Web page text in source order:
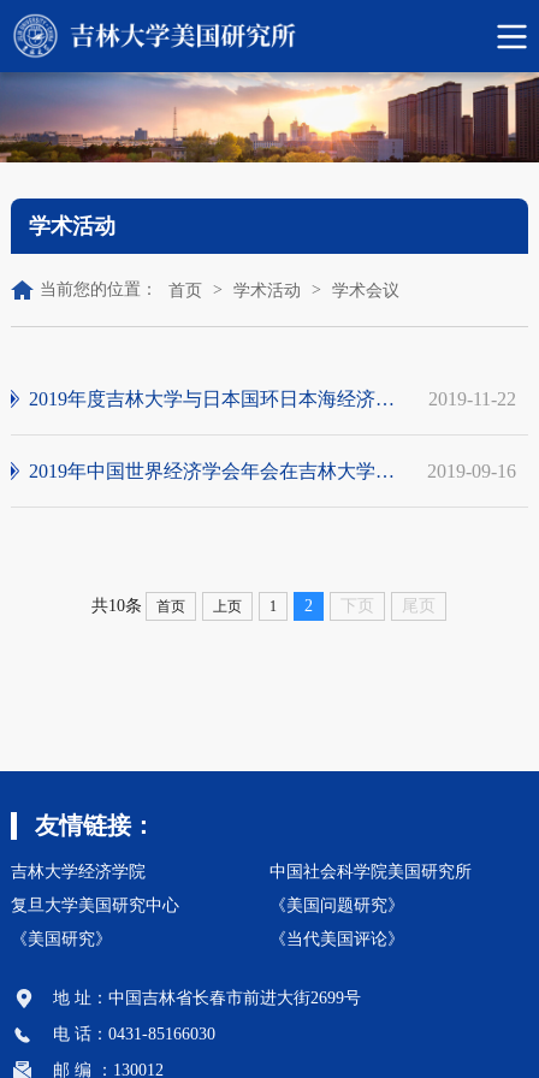
学术活动
当前您的位置： 首页 > 学术活动 > 学术会议
2019年度吉林大学与日本国环日本海经济研究... 2019-11-22
2019年中国世界经济学会年会在吉林大学成功... 2019-09-16
共10条 首页 上页 1 2 下页 尾页
友情链接：
吉林大学经济学院
中国社会科学院美国研究所
复旦大学美国研究中心
《美国问题研究》
《美国研究》
《当代美国评论》
地 址：中国吉林省长春市前进大街2699号
电 话：0431-85166030
邮 编 ：130012